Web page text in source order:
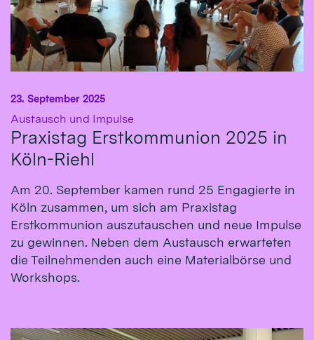
Austausch und Impulse
Praxistag Erstkommunion 2025 in
Köln-Riehl
23. September 2025
Am 20. September kamen rund 25 Engagierte in
Köln zusammen, um sich am Praxistag
Erstkommunion auszutauschen und neue Impulse
zu gewinnen. Neben dem Austausch erwarteten
die Teilnehmenden auch eine Materialbörse und
Workshops.